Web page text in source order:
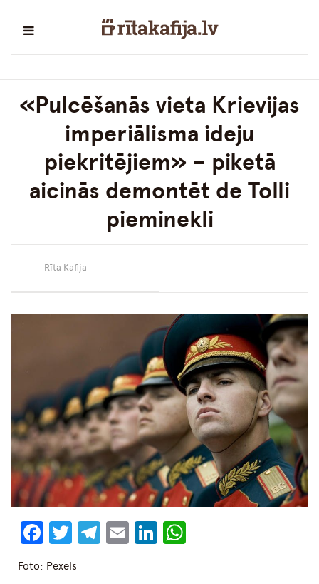
«Pulcēšanās vieta Krievijas
imperiālisma ideju
piekritējiem» – piketā
aicinās demontēt de Tolli
pieminekli
Rīta Kafija
Facebook
Twitter
Telegram
EmailLinkedIn
Foto: Pexels